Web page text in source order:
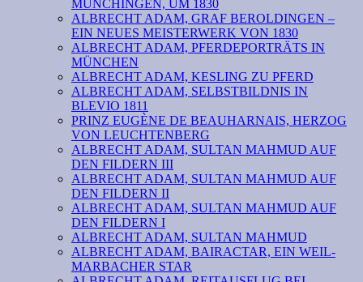
MÜNCHINGEN, UM 1830
ALBRECHT ADAM, GRAF BEROLDINGEN –
EIN NEUES MEISTERWERK VON 1830
ALBRECHT ADAM, PFERDEPORTRÄTS IN
MÜNCHEN
ALBRECHT ADAM, KESLING ZU PFERD
ALBRECHT ADAM, SELBSTBILDNIS IN
BLEVIO 1811
PRINZ EUGÈNE DE BEAUHARNAIS, HERZOG
VON LEUCHTENBERG
ALBRECHT ADAM, SULTAN MAHMUD AUF
DEN FILDERN III
ALBRECHT ADAM, SULTAN MAHMUD AUF
DEN FILDERN II
ALBRECHT ADAM, SULTAN MAHMUD AUF
DEN FILDERN I
ALBRECHT ADAM, SULTAN MAHMUD
ALBRECHT ADAM, BAIRACTAR, EIN WEIL-
MARBACHER STAR